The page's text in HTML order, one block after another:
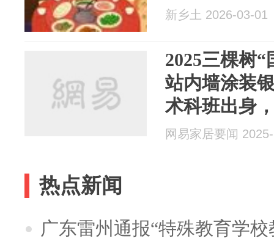
新乡土 2026-03-01
2025三棵树
站内墙涂装
术科班出身
网易家居要闻
热点新闻
广东雷州通报“特殊教育学